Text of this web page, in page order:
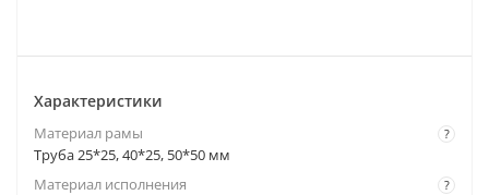
Характеристики
?
Материал рамы
Труба 25*25, 40*25, 50*50 мм
?
Материал исполнения